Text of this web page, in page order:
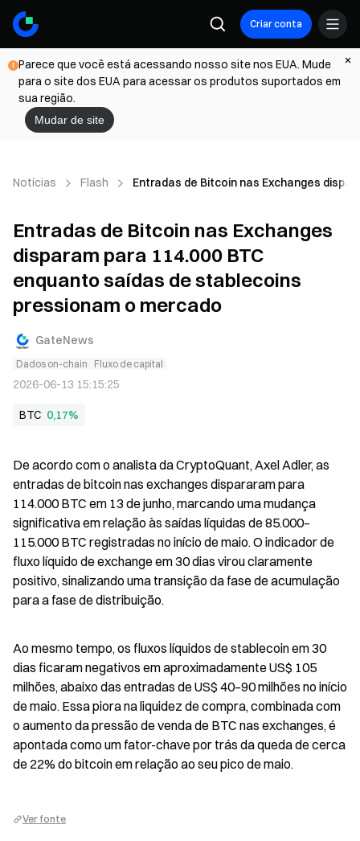
Criar conta
Parece que você está acessando nosso site nos EUA. Mude
para o site dos EUA para acessar os produtos suportados em
sua região.
Mudar de site
Notícias Flash Entradas de Bitcoin nas Exchanges
Entradas de Bitcoin nas Exchanges
disparam para 114.000 BTC
enquanto saídas de stablecoins
pressionam o mercado
GateNews
Dados on-chain Fluxo de capital
2026-06-13 15:15:25
BTC 0,17%
De acordo com o analista da CryptoQuant, Axel Adler, as
entradas de bitcoin nas exchanges dispararam para
114.000 BTC em 13 de junho, marcando uma mudança
significativa em relação às saídas líquidas de 85.000–
115.000 BTC registradas no início de maio. O indicador de
fluxo líquido de exchange em 30 dias virou claramente
positivo, sinalizando uma transição da fase de acumulação
para a fase de distribuição.
Ao mesmo tempo, os fluxos líquidos de stablecoin em 30
dias ficaram negativos em aproximadamente US$ 105
milhões, abaixo das entradas de US$ 40–90 milhões no início
de maio. Essa piora na liquidez de compra, combinada com
o aumento da pressão de venda de BTC nas exchanges, é
apontada como um fator-chave por trás da queda de cerca
de 22% do bitcoin em relação ao seu pico de maio.
Ver fonte